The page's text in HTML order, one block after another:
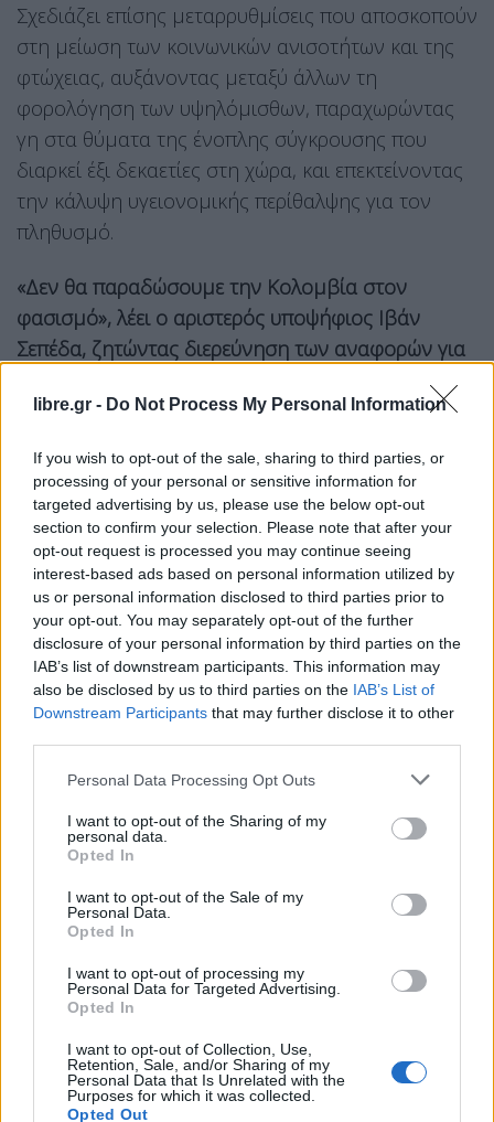
libre.gr - Do Not Process My Personal Information
If you wish to opt-out of the sale, sharing to third parties, or
processing of your personal or sensitive information for
targeted advertising by us, please use the below opt-out
section to confirm your selection. Please note that after your
opt-out request is processed you may continue seeing
interest-based ads based on personal information utilized by
us or personal information disclosed to third parties prior to
your opt-out. You may separately opt-out of the further
disclosure of your personal information by third parties on the
IAB’s list of downstream participants. This information may
also be disclosed by us to third parties on the IAB’s List of
Downstream Participants that may further disclose it to other
Personal Data Processing Opt Outs
I want to opt-out of the Sharing of my
personal data.
Opted In
I want to opt-out of the Sale of my
Personal Data.
Opted In
I want to opt-out of processing my
Personal Data for Targeted Advertising.
Opted In
I want to opt-out of Collection, Use,
Retention, Sale, and/or Sharing of my
Personal Data that Is Unrelated with the
Purposes for which it was collected.
Opted Out
Σχεδιάζει επίσης μεταρρυθμίσεις που αποσκοπούν
στη μείωση των κοινωνικών ανισοτήτων και της
φτώχειας, αυξάνοντας μεταξύ άλλων τη
φορολόγηση των υψηλόμισθων, παραχωρώντας
γη στα θύματα της ένοπλης σύγκρουσης που
διαρκεί έξι δεκαετίες στη χώρα, και επεκτείνοντας
την κάλυψη υγειονομικής περίθαλψης για τον
πληθυσμό.
«Δεν θα παραδώσουμε την Κολομβία στον
φασισμό», λέει ο αριστερός υποψήφιος Ιβάν
Σεπέδα, ζητώντας διερεύνηση των αναφορών για
διαλευκάνουν πλήρως αυτά τα θέματα, θα
προβούμε σε ανακοίνωση σχετικά με τα
αποτελέσματα», είπε.
«Δεν θα παραδώσουμε την Κολομβίαστον
φασισμό», τόνισε ο 63χρονοςΣεπέδα, καλώντας
τους νέους της χώρας να υποστηρίξουν τον
αγώνα του ενόψει του δεύτερου γύρου των
προεδρικών εκλογών, όπου θα αναμετρηθεί με τον
ακροδεξιό υποψήφιο Αμπελάρδο ντε λα Εσπριέγια.
Πέτρο αμφισβητεί τα αποτελέσματα
Ο απερχόμενος πρόεδρος της Κολομβίας
Γουστάβο
των προεδρικών εκλογών, υπογραμμίζοντας πως
θα περιμένει την επικύρωσή τους από τις
δικαστικές αρχές, αφού υποστήριξε πως
καταμετρήθηκαν «εκατοντάδες χιλιάδες
Σύμφωνα με την κρατική τηλεόραση, με
καταμετρημένο σχεδόν το σύνολο των ψήφων